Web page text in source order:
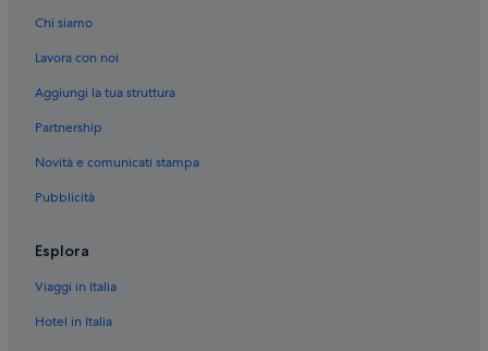
Londra: Moran Hotel Group
Londra: hotel Travelodge UK
Londra: Apex Hotels
Londra: hotel Rocco Forte
Chi siamo
Lavora con noi
Aggiungi la tua struttura
Partnership
Novità e comunicati stampa
Pubblicità
Esplora
Viaggi in Italia
Hotel in Italia